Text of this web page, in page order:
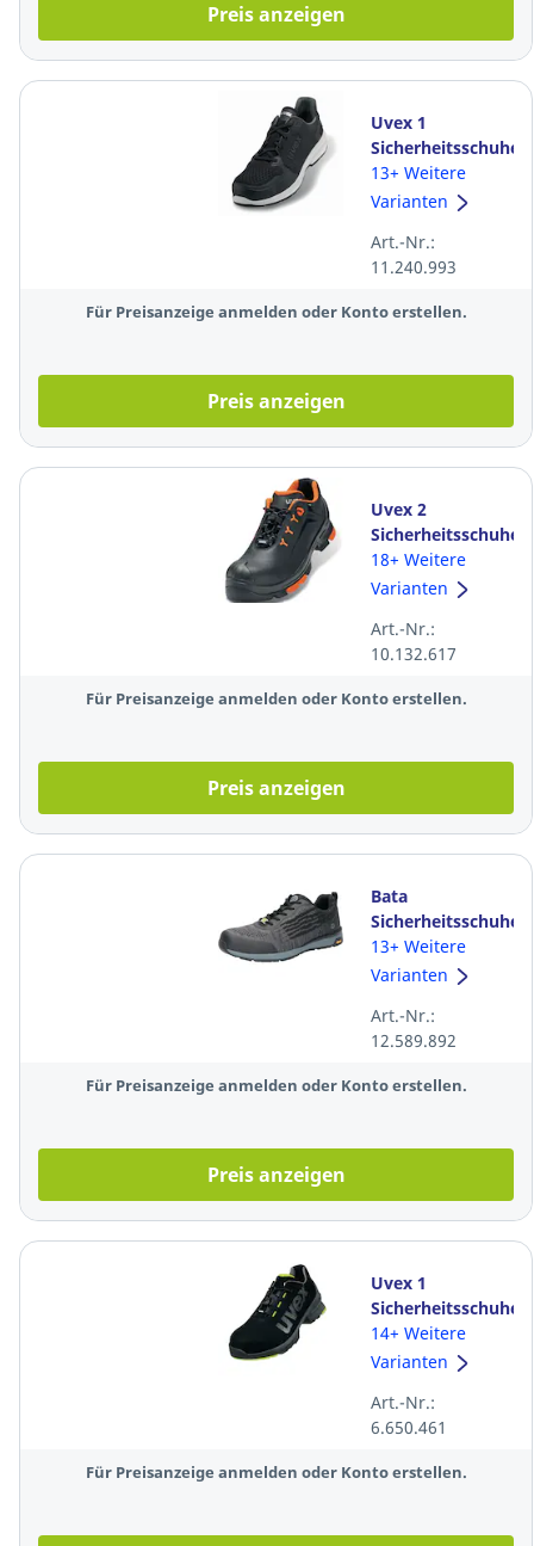
Preis anzeigen
Uvex 1
Sicherheitsschuhe
65988, S1 ESD
SRC, Größe 43,
13+ Weitere
Varianten
Art.-Nr.:
11.240.993
Für Preisanzeige anmelden oder Konto erstellen.
Preis anzeigen
Uvex 2
Sicherheitsschuhe
65022, S3 ESD
SRC, Größe 43,
18+ Weitere
Varianten
Art.-Nr.:
10.132.617
Für Preisanzeige anmelden oder Konto erstellen.
Preis anzeigen
Bata
Sicherheitsschuhe
Fit 719-66419,
S1P ESD SRC,
13+ Weitere
Varianten
Art.-Nr.:
12.589.892
Für Preisanzeige anmelden oder Konto erstellen.
Preis anzeigen
Uvex 1
Sicherheitsschuhe
85448, S2 ESD
SRC, Größe: 45,
14+ Weitere
Varianten
Art.-Nr.:
6.650.461
Für Preisanzeige anmelden oder Konto erstellen.